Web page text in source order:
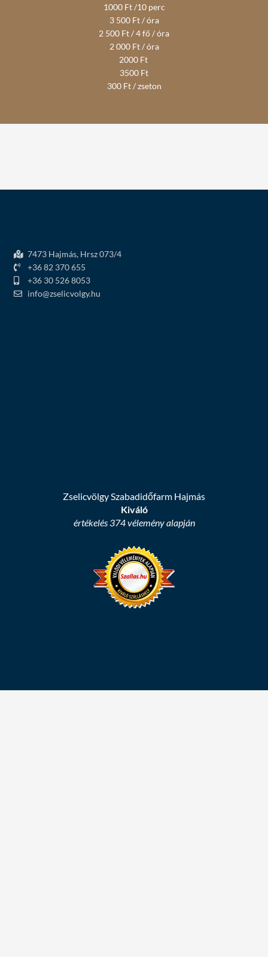
1000 Ft /10 perc
3 500 Ft / óra
2 500 Ft / 4 fő / óra
2 000 Ft / óra
2000 Ft
3500 Ft
300 Ft / zseton
7473 Hajmás, Hrsz 073/4
+36 82 370 655
+36 30 526 8053
info@zselicvolgy.hu
Zselicvölgy Szabadidőfarm Hajmás
Kiváló
értékelés 374 vélemény alapján